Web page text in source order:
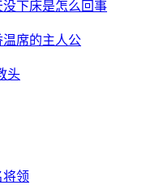
下床是怎么回事
席的主人公
头
领